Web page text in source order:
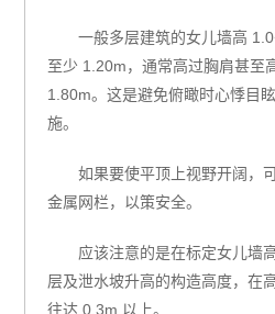
一般多层建筑的女儿墙高
至少 1.20m，通常高过胸肩甚至
1.80m。这是避免俯瞰时心悸目
施。
如果要使平顶上视野开阔，
金属网栏，以策安全。
应该注意的是在标定女儿墙
层及泄水坡升高的构造高度，在
往达 0.3m 以上。